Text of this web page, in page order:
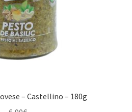
– Castellino – 180g